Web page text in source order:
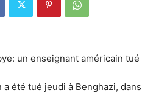
été tué jeudi à Benghazi,